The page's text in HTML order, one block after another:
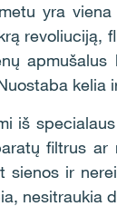
yra viena
revoliuciją,
kelia
iš
filtrus ar
sienos ir
nesitraukia